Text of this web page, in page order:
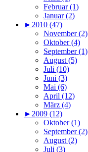
Februar (1)
Januar (2)
► 2010 (47)
November (2)
Oktober (4)
September (1)
August (5)
Juli (10)
Juni (3)
Mai (6)
April (12)
März (4)
► 2009 (12)
Oktober (1)
September (2)
August (2)
Juli (3)